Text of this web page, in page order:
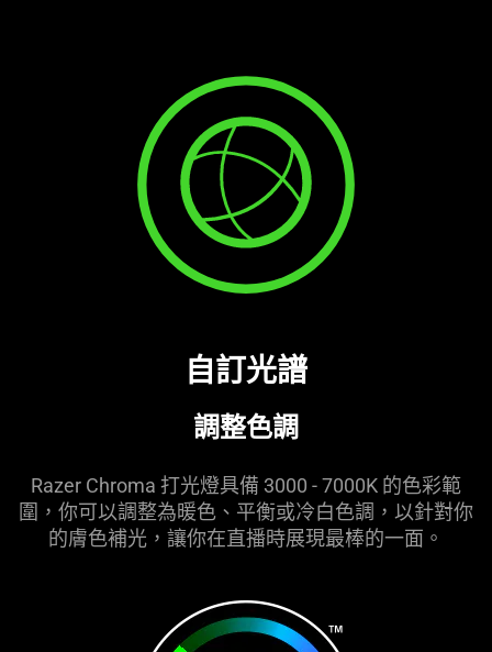
自訂光譜
調整色調
Razer Chroma 打光燈具備 3000 - 7000K 的色彩範
圍，你可以調整為暖色、平衡或冷白色調，以針對你
的膚色補光，讓你在直播時展現最棒的一面。